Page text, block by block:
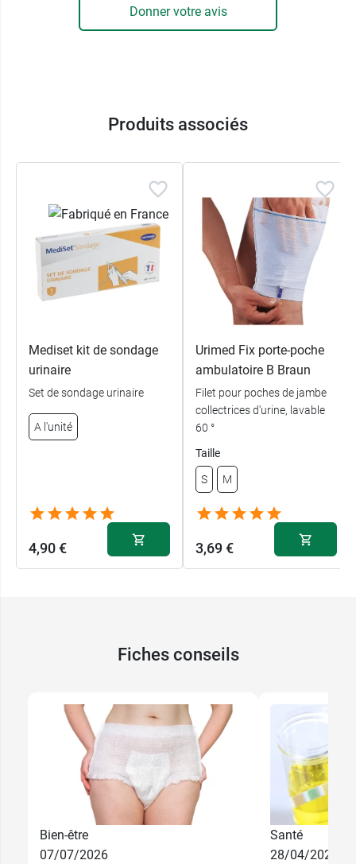
Donner votre avis
Produits associés
Mediset kit de sondage
urinaire
Set de sondage urinaire
A l'unité
4,90 €
Urimed Fix porte-poche
ambulatoire B Braun
Filet pour poches de jambe
collectrices d'urine, lavable
60 °
Taille
S M
3,69 €
Fiches conseils
Bien-être
07/07/2026
Santé
28/04/2026